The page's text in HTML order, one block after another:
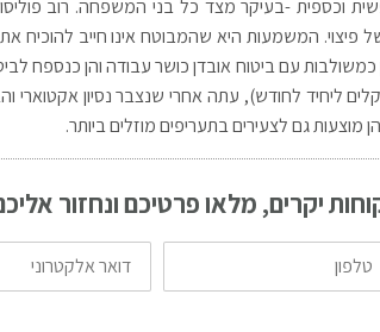
וכספית -בעיקר מצד כל בני המשפחה. רוב
פיצוי. המשמעות היא שהמבוטח אינו חייב להוכיח
כמשולבות עם ביטוח אובדן כושר עבודה והן כנספח
ליחיד לחודש), עתה אחרי שנצבר נסיון אקטוארי
גם לצעירים בתעריפים מוזלים ביותר.
יקרים, מלאו פרטיכם ונחזור
דואר
אלקטרוני